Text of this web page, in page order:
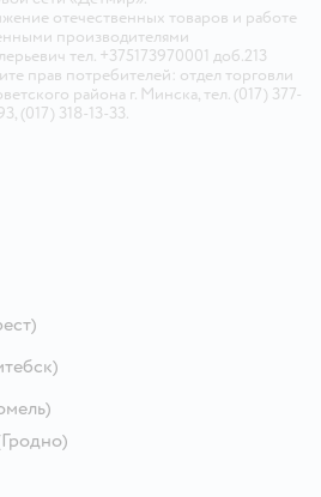
отечественных товаров и работе
производителями
тел. +375173970001 доб.213
прав потребителей: отдел торговли
района г. Минска, тел. (017) 377-
(017) 318-13-33.